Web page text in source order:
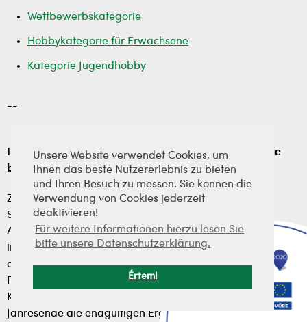
Unsere Website verwendet Cookies, um
Ihnen das beste Nutzererlebnis zu bieten
und Ihren Besuch zu messen. Sie können die
Verwendung von Cookies jederzeit
deaktivieren!
Für weitere Informationen hierzu lesen Sie
bitte unsere Datenschutzerklärung.
Értem!
Wettbewerbskategorie
Hobbykategorie für Erwachsene
Kategorie Jugendhobby
--
Im Jahr 2018 wurden Bálint Varga und László Pajtli die
besten Eisen-Pecás im Erwachsenenwettbewerb
Zum neunten Mal hat der Vas County Association of
Sportfishing Associations die Wettbewerbsserie zur
Auszeichnung des besten Sportfischers der Vasi-Gewässer
in der Kategorie Hobby- und Wettkampffischen
organisiert. Traditionsgemäß gab Miklós Seregi, der
Präsident des Verbandes der Sportfischerverbände des
Komitats Vas, im Rahmen der Vorstandssitzung zum
Jahresende die endgültigen Ergebnisse des einjährigen